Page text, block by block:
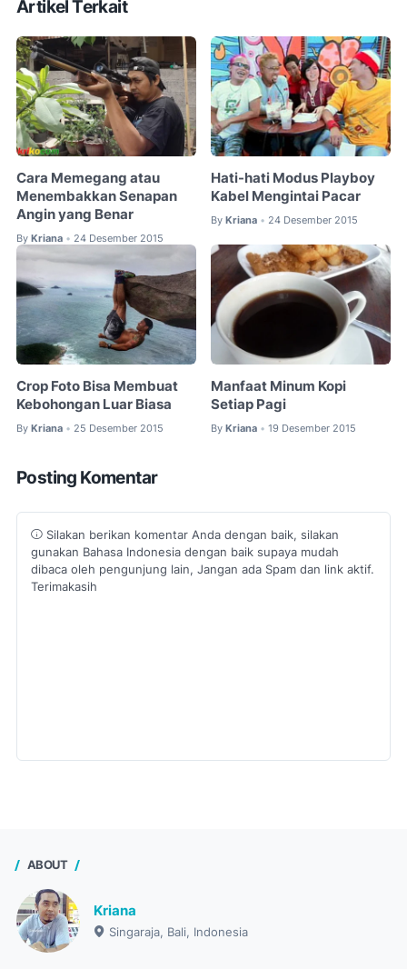
Artikel Terkait
Cara Memegang atau
Menembakkan Senapan
Angin yang Benar
By Kriana • 24 Desember 2015
Hati-hati Modus Playboy
Kabel Mengintai Pacar
By Kriana • 24 Desember 2015
Crop Foto Bisa Membuat
Kebohongan Luar Biasa
By Kriana • 25 Desember 2015
Manfaat Minum Kopi
Setiap Pagi
By Kriana • 19 Desember 2015
Posting Komentar
Silakan berikan komentar Anda dengan baik, silakan
gunakan Bahasa Indonesia dengan baik supaya mudah
dibaca oleh pengunjung lain, Jangan ada Spam dan link aktif.
Terimakasih
ABOUT
Kriana
Singaraja, Bali, Indonesia